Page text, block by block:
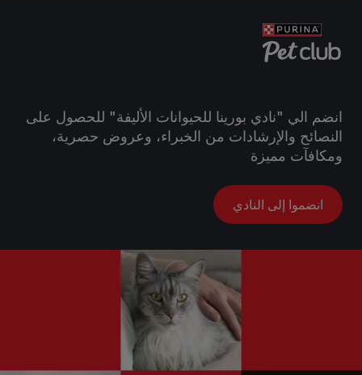
انضم الي "نادي بورينا للحيوانات الأليفة" للحصول على
النصائح والإرشادات من الخبراء، وعروض حصرية،
ومكافآت مميزة
انضموا إلى النادي